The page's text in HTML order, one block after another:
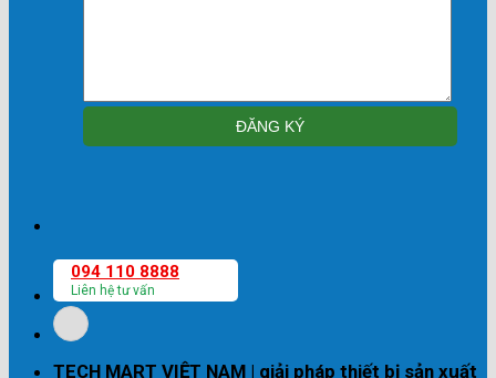
094 110 8888
Liên hệ tư vấn
TECH MART VIỆT NAM | giải pháp thiết bị sản xuất